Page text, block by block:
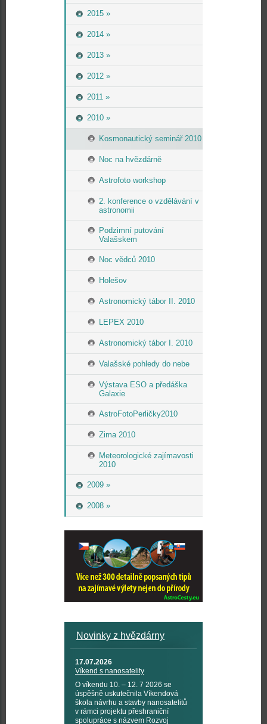
2015 »
2014 »
2013 »
2012 »
2011 »
2010 »
Kosmonautický seminář 2010
Noc na hvězdárně
Astrofoto workshop
2. konference o vzdělávání v
astronomii
Podzimní putování
Valašskem
Noc vědců 2010
Holešov
Astronomický tábor II. 2010
LEPEX 2010
Astronomický tábor I. 2010
Valašské pohledy do nebe
Výstava ESO a předáška
Galaxie
AstroFotoPerličky2010
Zima 2010
Meteorologické zajímavosti
2010
2009 »
2008 »
Novinky z hvězdárny
17.07.2026
Víkend s nanosatelity
O víkendu 10. – 12. 7 2026 se
úspěšně uskutečnila Víkendová
škola návrhu a stavby nanosatelitů
v rámci projektu přeshraniční
spolupráce s názvem Rozvoj